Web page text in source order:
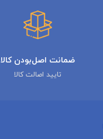
ضمانت اصل‌بودن کالا
تایید اصالت کالا